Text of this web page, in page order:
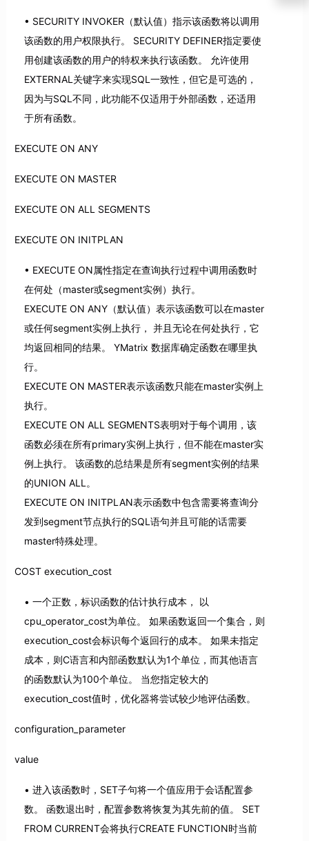
SECURITY INVOKER（默认值）指示该函数将以调用
该函数的用户权限执行。 SECURITY DEFINER指定要使
用创建该函数的用户的特权来执行该函数。 允许使用
EXTERNAL关键字来实现SQL一致性，但它是可选的，
因为与SQL不同，此功能不仅适用于外部函数，还适用
于所有函数。
EXECUTE ON ANY
EXECUTE ON MASTER
EXECUTE ON ALL SEGMENTS
EXECUTE ON INITPLAN
EXECUTE ON属性指定在查询执行过程中调用函数时
在何处（master或segment实例）执行。
EXECUTE ON ANY（默认值）表示该函数可以在master
或任何segment实例上执行， 并且无论在何处执行，它
均返回相同的结果。 YMatrix 数据库确定函数在哪里执
行。
EXECUTE ON MASTER表示该函数只能在master实例上
执行。
EXECUTE ON ALL SEGMENTS表明对于每个调用，该
函数必须在所有primary实例上执行，但不能在master实
例上执行。 该函数的总结果是所有segment实例的结果
的UNION ALL。
EXECUTE ON INITPLAN表示函数中包含需要将查询分
发到segment节点执行的SQL语句并且可能的话需要
master特殊处理。
COST execution_cost
一个正数，标识函数的估计执行成本， 以
cpu_operator_cost为单位。 如果函数返回一个集合，则
execution_cost会标识每个返回行的成本。 如果未指定
成本，则C语言和内部函数默认为1个单位，而其他语言
的函数默认为100个单位。 当您指定较大的
execution_cost值时，优化器将尝试较少地评估函数。
configuration_parameter
value
进入该函数时，SET子句将一个值应用于会话配置参
数。 函数退出时，配置参数将恢复为其先前的值。 SET
FROM CURRENT会将执行CREATE FUNCTION时当前